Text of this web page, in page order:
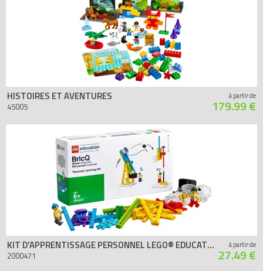
HISTOIRES ET AVENTURES
45005
à partir de
179.99 €
KIT D’APPRENTISSAGE PERSONNEL LEGO® EDUCATION BRICQ MOUVEMENT ESSENTIEL
2000471
à partir de
27.49 €